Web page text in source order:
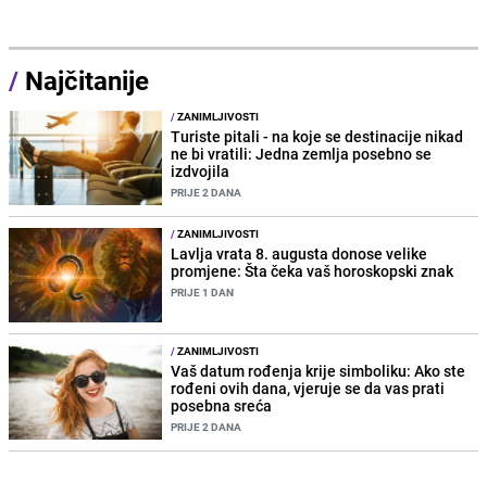
/ Najčitanije
/ZANIMLJIVOSTI
Turiste pitali - na koje se destinacije nikad
ne bi vratili: Jedna zemlja posebno se
izdvojila
PRIJE 2 DANA
/ZANIMLJIVOSTI
Lavlja vrata 8. augusta donose velike
promjene: Šta čeka vaš horoskopski znak
PRIJE 1 DAN
/ZANIMLJIVOSTI
Vaš datum rođenja krije simboliku: Ako ste
rođeni ovih dana, vjeruje se da vas prati
posebna sreća
PRIJE 2 DANA